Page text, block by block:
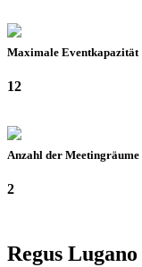
Maximale Eventkapazität
12
Anzahl der Meetingräume
2
Regus